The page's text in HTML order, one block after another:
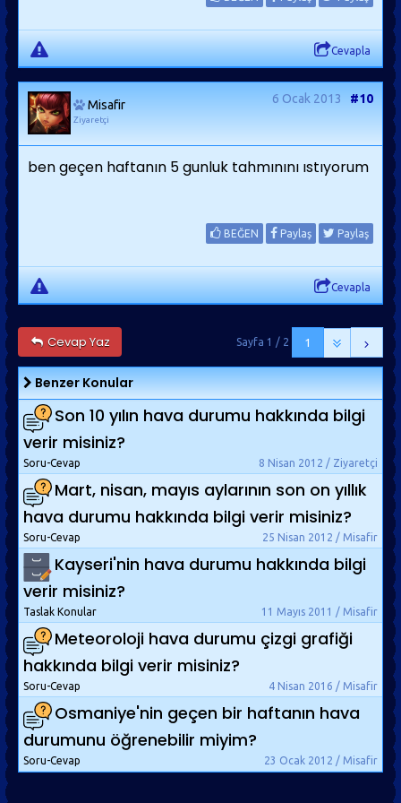
Cevapla
Misafir
Ziyaretçi
6 Ocak 2013 #10
ben geçen haftanın 5 gunluk tahmınını ıstıyorum
BEĞEN Paylaş Paylaş
Cevapla
Cevap Yaz 1
Sayfa 1 / 2
Benzer Konular
Son 10 yılın hava durumu hakkında bilgi
verir misiniz?
8 Nisan 2012 / Ziyaretçi
Soru-Cevap
Mart, nisan, mayıs aylarının son on yıllık
hava durumu hakkında bilgi verir misiniz?
25 Nisan 2012 / Misafir
Soru-Cevap
Kayseri'nin hava durumu hakkında bilgi
verir misiniz?
11 Mayıs 2011 / Misafir
Taslak Konular
Meteoroloji hava durumu çizgi grafiği
hakkında bilgi verir misiniz?
4 Nisan 2016 / Misafir
Soru-Cevap
Osmaniye'nin geçen bir haftanın hava
durumunu öğrenebilir miyim?
23 Ocak 2012 / Misafir
Soru-Cevap